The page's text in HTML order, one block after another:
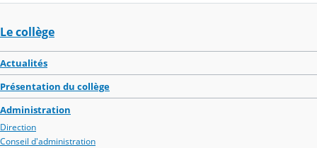
Le collège
Actualités
Présentation du collège
Administration
Direction
Conseil d'administration